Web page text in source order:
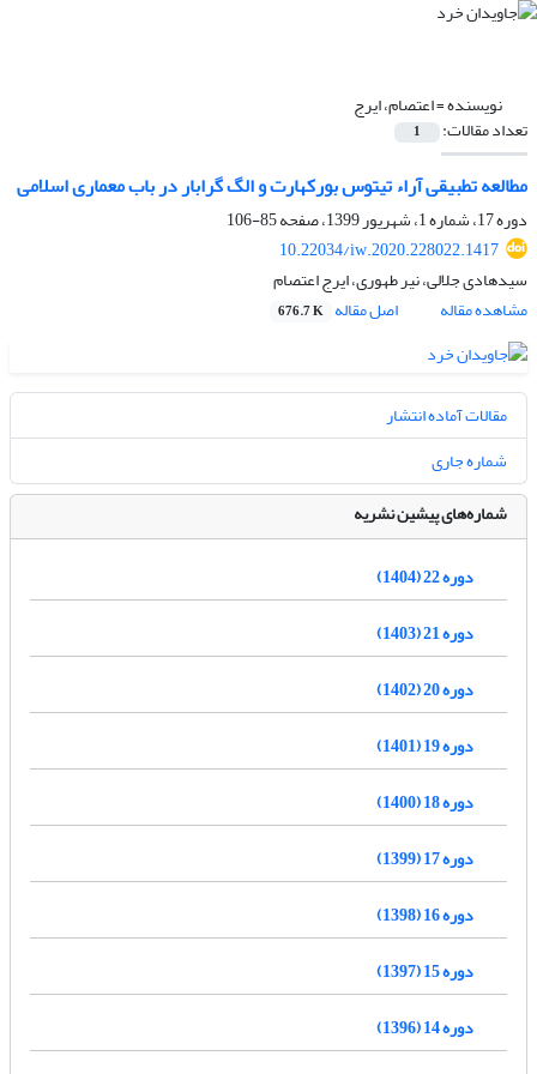
نویسنده =اعتصام، ایرج
تعداد مقالات: 1
مطالعه تطبیقی آراء تیتوس بورکهارت و الگ گرابار در باب معماری اسلامی
دوره 17، شماره 1، شهریور 1399، صفحه
85-106
10.22034/iw.2020.228022.1417
سیدهادی جلالی، نیر طهوری، ایرج اعتصام
مشاهده مقاله
اصل مقاله 676.7 K
مقالات آماده انتشار
شماره جاری
شماره‌های پیشین نشریه
دوره 22 (1404)
دوره 21 (1403)
دوره 20 (1402)
دوره 19 (1401)
دوره 18 (1400)
دوره 17 (1399)
دوره 16 (1398)
دوره 15 (1397)
دوره 14 (1396)